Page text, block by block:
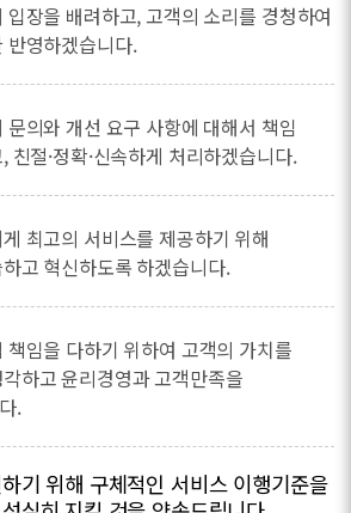
입장을 배려하고, 고객의 소리를 경청하여
반영하겠습니다.
문의와 개선 요구 사항에 대해서 책임
친절·정확·신속하게 처리하겠습니다.
최고의 서비스를 제공하기 위해
고 혁신하도록 하겠습니다.
책임을 다하기 위하여 고객의 가치를
하고 윤리경영과 고객만족을
.
기 위해 구체적인 서비스 이행기준을